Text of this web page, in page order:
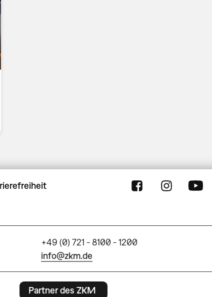
+49 (0) 721 - 8100 - 1200
info@zkm.de
Partner des ZKM